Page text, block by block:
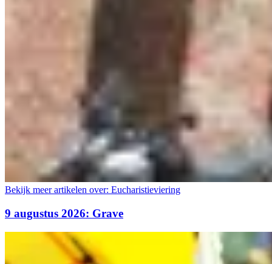
Bekijk meer artikelen over: Eucharistieviering
9 augustus 2026: Grave